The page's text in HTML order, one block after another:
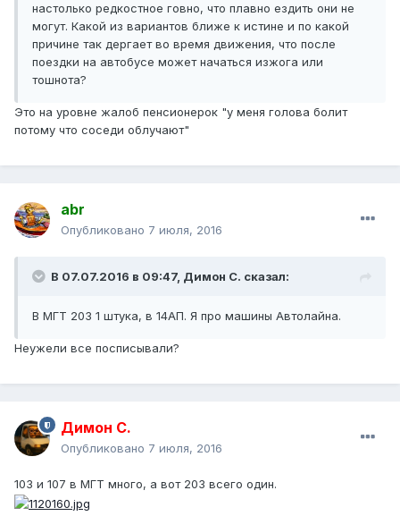
настолько редкостное говно, что плавно ездить они не
могут. Какой из вариантов ближе к истине и по какой
причине так дергает во время движения, что после
поездки на автобусе может начаться изжога или
тошнота?
Это на уровне жалоб пенсионерок "у меня голова болит
потому что соседи облучают"
abr
Опубликовано 7 июля, 2016
В 07.07.2016 в 09:47, Димон С. сказал:
В МГТ 203 1 штука, в 14АП. Я про машины Автолайна.
Неужели все посписывали?
Димон С.
Опубликовано 7 июля, 2016
103 и 107 в МГТ много, а вот 203 всего один.